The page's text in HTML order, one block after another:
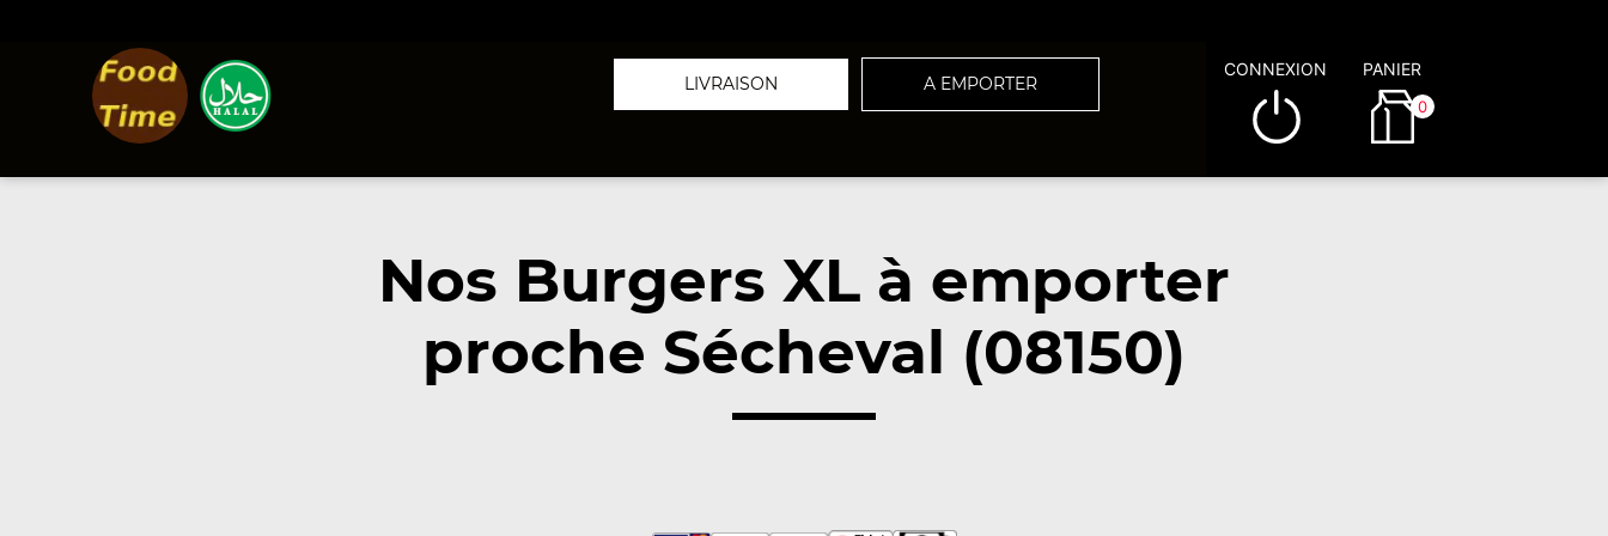
LIVRAISON A EMPORTER
CONNEXION PANIER
0
Nos Burgers XL à emporter
proche Sécheval (08150)